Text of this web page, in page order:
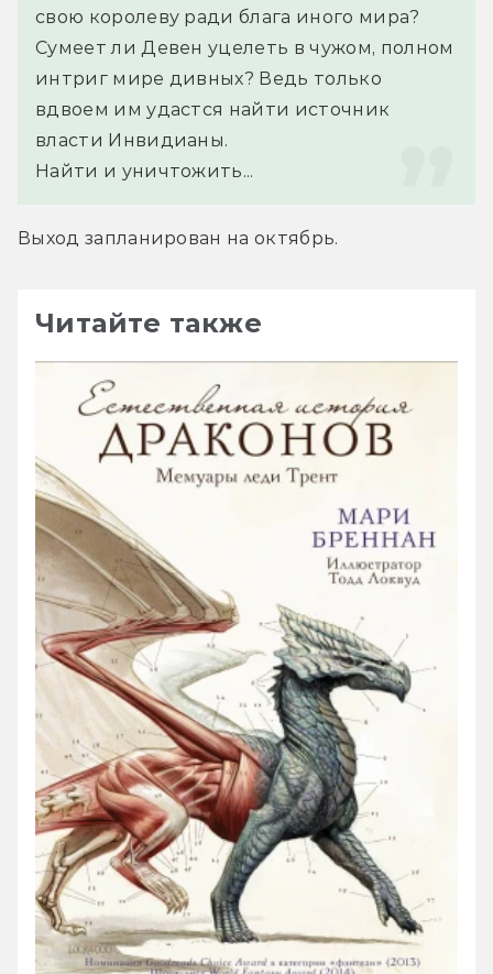
свою королеву ради блага иного мира?
Сумеет ли Девен уцелеть в чужом, полном
интриг мире дивных? Ведь только
вдвоем им удастся найти источник
власти Инвидианы.
Найти и уничтожить...
Выход запланирован на октябрь.
Читайте также